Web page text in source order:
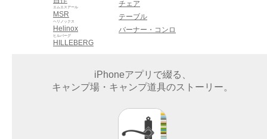
MSR
エムエスアール
Helinox
ヘリノックス
HILLEBERG
ヒルバーグ
チェア
テーブル
バーナー・コンロ
iPhoneアプリで綴る、
キャンプ場・キャンプ道具のストーリー。